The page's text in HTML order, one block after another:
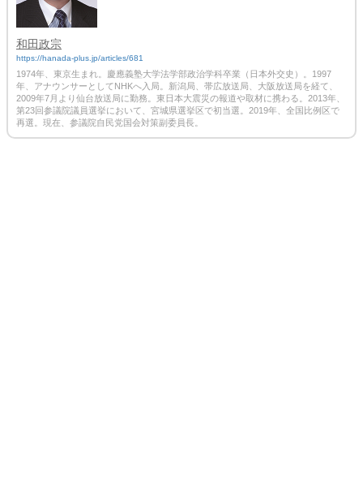
和田政宗
https://hanada-plus.jp/articles/681
1974年、東京生まれ。慶應義塾大学法学部政治学科卒業（日本外交史）。1997
年、アナウンサーとしてNHKへ入局。新潟局、帯広放送局、大阪放送局を経て、
2009年7月より仙台放送局に勤務。東日本大震災の報道や取材に携わる。2013年、
第23回参議院議員選挙において、宮城県選挙区で初当選。2019年、全国比例区で
再選。現在、参議院自民党国会対策副委員長。